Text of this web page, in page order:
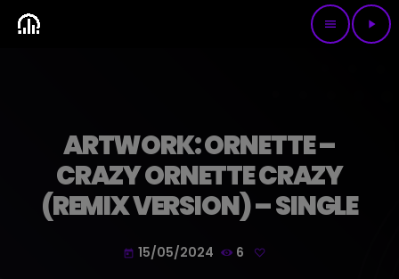
menu play_arrow
ARTWORK: ORNETTE –
CRAZY ORNETTE CRAZY
(REMIX VERSION) – SINGLE
today 15/05/2024 6